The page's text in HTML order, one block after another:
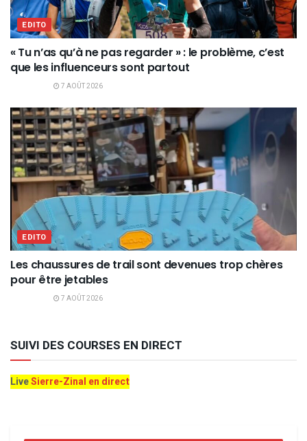
EDITO
« Tu n’as qu’à ne pas regarder » : le problème, c’est
que les influenceurs sont partout
7 AOÛT 2026
EDITO
Les chaussures de trail sont devenues trop chères
pour être jetables
7 AOÛT 2026
SUIVI DES COURSES EN DIRECT
LiveSierre-Zinal en direct